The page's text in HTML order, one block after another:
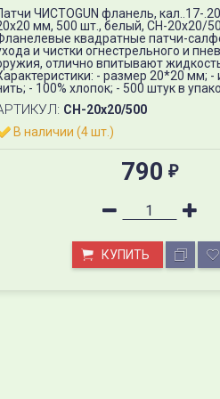
Патчи ЧИСТОGUN фланель,
ЧИСТОGUN фланель, кал..17-
мм, 500 шт., белый, CH-20x20/
квадратные патчи-
и чистки огнестрельного и
отлично впитывают
- размер 20*20 мм; -
- 100% хлопок; - 500 штук в
CH-20x20/500
В наличии (4 шт.)
790 ₽
КУПИТЬ